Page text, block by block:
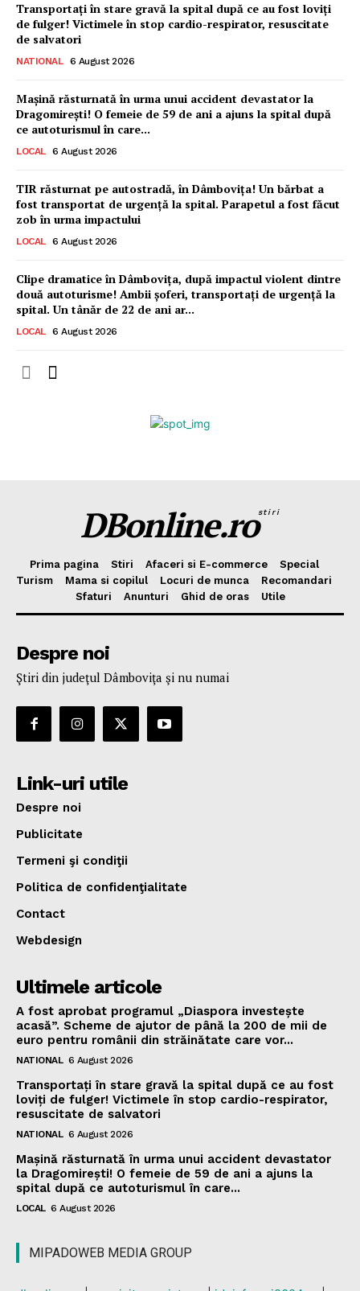
2 de 2
Transportați în stare gravă la spital după ce au fost loviți
de fulger! Victimele în stop cardio-respirator, resuscitate
de salvatori
NATIONAL 6 August 2026
Mașină răsturnată în urma unui accident devastator la
Dragomirești! O femeie de 59 de ani a ajuns la spital după
ce autoturismul în care...
LOCAL 6 August 2026
TIR răsturnat pe autostradă, în Dâmbovița! Un bărbat a
fost transportat de urgență la spital. Parapetul a fost făcut
zob în urma impactului
LOCAL 6 August 2026
Clipe dramatice în Dâmbovița, după impactul violent dintre
două autoturisme! Ambii șoferi, transportați de urgență la
spital. Un tânăr de 22 de ani ar...
LOCAL 6 August 2026
DBonline.rostiri
Prima pagina Stiri Afaceri si E-commerce
Special
Turism
Mama si copilul Locuri de munca
Recomandari
Sfaturi
Anunturi Ghid de oras Utile
Despre noi
Ştiri din judeţul Dâmboviţa şi nu numai
Link-uri utile
Despre noi
Publicitate
Termeni şi condiţii
Politica de confidenţialitate
Contact
Webdesign
Ultimele articole
A fost aprobat programul „Diaspora investește
acasă”. Scheme de ajutor de până la 200 de mii de
euro pentru românii din străinătate care vor...
NATIONAL 6 August 2026
Transportați în stare gravă la spital după ce au fost
loviți de fulger! Victimele în stop cardio-respirator,
resuscitate de salvatori
NATIONAL 6 August 2026
Mașină răsturnată în urma unui accident devastator
la Dragomirești! O femeie de 59 de ani a ajuns la
spital după ce autoturismul în care...
LOCAL 6 August 2026
MIPADOWEB MEDIA GROUP